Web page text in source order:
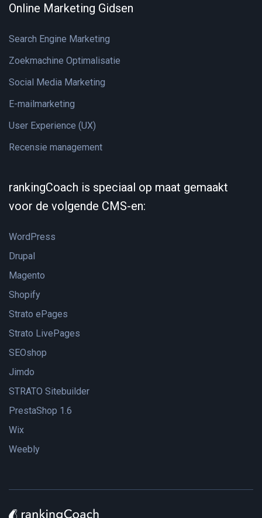
Online Marketing Gidsen
Search Engine Marketing
Zoekmachine Optimalisatie
Social Media Marketing
E-mailmarketing
User Experience (UX)
Recensie management
rankingCoach is speciaal op maat gemaakt
voor de volgende CMS-en:
WordPress
Drupal
Magento
Shopify
Strato ePages
Strato LivePages
SEOshop
Jimdo
STRATO Sitebuilder
PrestaShop 1.6
Wix
Weebly